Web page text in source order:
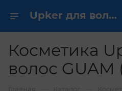
Upker для волос GUAM купить ✔️ по выгодной цене
Косметика
волос